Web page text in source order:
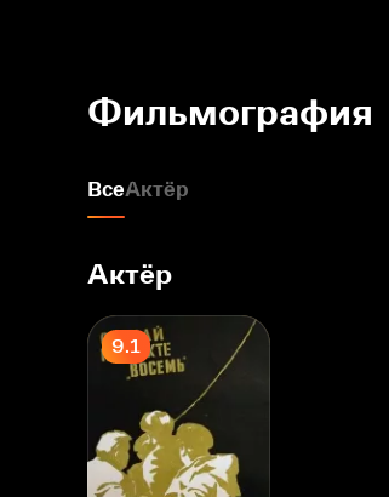
Фильмография
ВсеАктёр
Актёр
9.1